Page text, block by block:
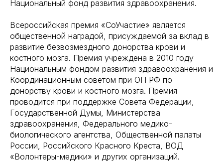
Национальный фонд развития здравоохранения.
Всероссийская премия «СоУчастие» является
общественной наградой, присуждаемой за вклад в
развитие безвозмездного донорства крови и
костного мозга. Премия учреждена в 2010 году
Национальным фондом развития здравоохранения и
Координационным советом при ОП РФ по
донорству крови и костного мозга. Премия
проводится при поддержке Совета Федерации,
Государственной Думы, Министерства
здравоохранения, Федерального медико-
биологического агентства, Общественной палаты
России, Российского Красного Креста, ВОД
«Волонтеры-медики» и других организаций.